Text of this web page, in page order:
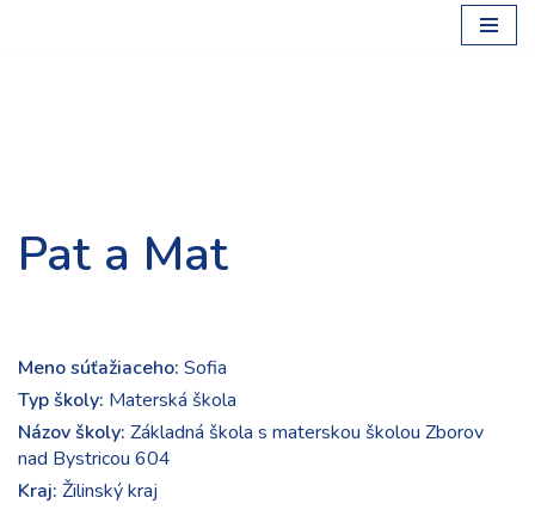
Pat a Mat
Meno súťažiaceho: Sofia
Typ školy: Materská škola
Názov školy: Základná škola s materskou školou Zborov
nad Bystricou 604
Kraj: Žilinský kraj